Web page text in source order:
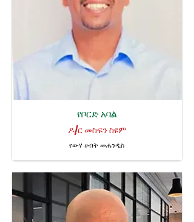
የቦርድ አባል
ዶ/ር መስፍን ስዩም
የውሃ ሀብት መሐንዲስ